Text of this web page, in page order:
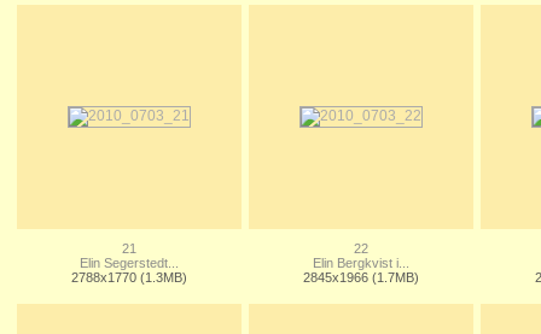
21
Elin Segerstedt...
2788x1770 (1.3MB)
22
Elin Bergkvist i...
2845x1966 (1.7MB)